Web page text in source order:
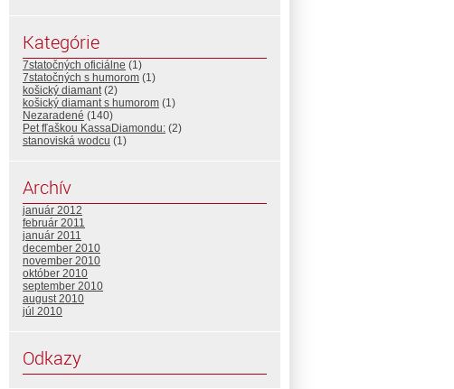
Kategórie
7statočných oficiálne (1)
7statočných s humorom (1)
košický diamant(2)
košický diamant s humorom (1)
Nezaradené (140)
Pet fľaškou KassaDiamondu: (2)
stanoviská wodcu (1)
Archív
január 2012
február 2011
január 2011
december 2010
november 2010
október 2010
september 2010
august 2010
júl 2010
Odkazy